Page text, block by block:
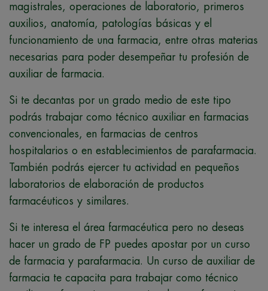
magistrales, operaciones de laboratorio, primeros
auxilios, anatomía, patologías básicas y el
funcionamiento de una farmacia, entre otras materias
necesarias para poder desempeñar tu profesión de
auxiliar de farmacia.
Si te decantas por un grado medio de este tipo
podrás trabajar como técnico auxiliar en farmacias
convencionales, en farmacias de centros
hospitalarios o en establecimientos de parafarmacia.
También podrás ejercer tu actividad en pequeños
laboratorios de elaboración de productos
farmacéuticos y similares.
Si te interesa el área farmacéutica pero no deseas
hacer un grado de FP puedes apostar por un curso
de farmacia y parafarmacia. Un curso de auxiliar de
farmacia te capacita para trabajar como técnico